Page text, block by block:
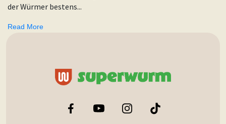
der Würmer bestens...
Read More